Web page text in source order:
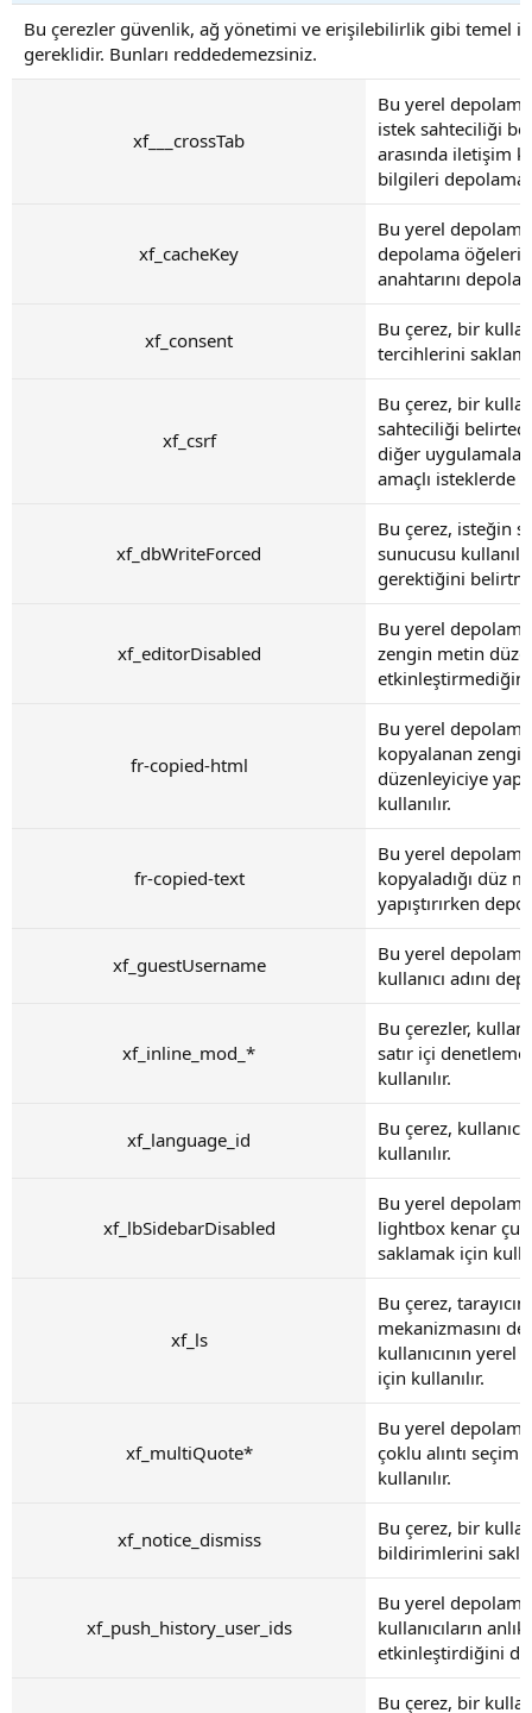
Bu çerezler güvenlik, ağ yönetimi ve erişilebilirlik gibi temel
gereklidir. Bunları reddedemezsiniz.
xf___crossTab
Bu yerel
istek sahteciliği
arasında iletişim
bilgileri
xf_cacheKey
Bu yerel
depolama öğeleri
anahtarını
xf_consent
Bu çerez, bir
tercihlerini
xf_csrf
Bu çerez, bir
sahteciliği
diğer
amaçlı isteklerde
xf_dbWriteForced
Bu çerez, isteğin
sunucusu
gerektiğini
xf_editorDisabled
Bu yerel
zengin metin
etkinleştirmediğini
fr-copied-html
Bu yerel
kopyalanan
düzenleyiciye
kullanılır.
fr-copied-text
Bu yerel
kopyaladığı düz
yapıştırırken
xf_guestUsername
Bu yerel
kullanıcı adını
xf_inline_mod_*
Bu çerezler,
satır içi
kullanılır.
xf_language_id
Bu çerez,
kullanılır.
xf_lbSidebarDisabled
Bu yerel
lightbox kenar
saklamak için
xf_ls
Bu çerez,
mekanizmasını
kullanıcının
için kullanılır.
xf_multiQuote*
Bu yerel
çoklu alıntı
kullanılır.
xf_notice_dismiss
Bu çerez, bir
bildirimlerini
xf_push_history_user_ids
Bu yerel
kullanıcıların
etkinleştirdiğini
Bu çerez, bir